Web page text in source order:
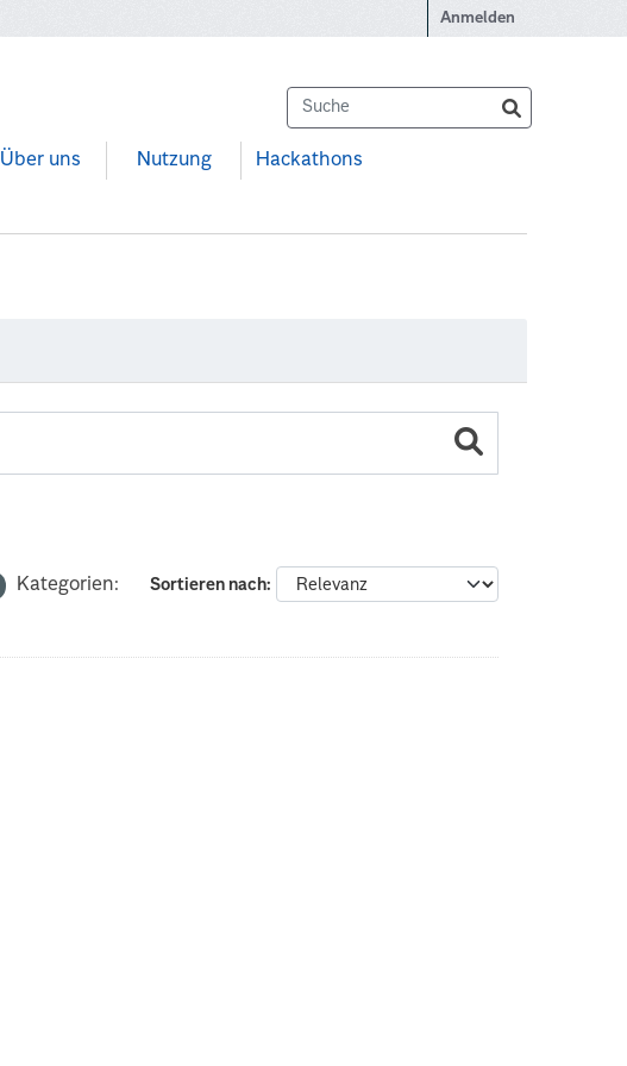
Anmelden
Über uns Nutzung Hackathons
Sortieren nach
Kategorien: